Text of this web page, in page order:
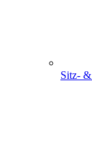
Sitz-